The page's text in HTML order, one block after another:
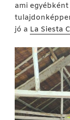
ami
jó a La Siesta